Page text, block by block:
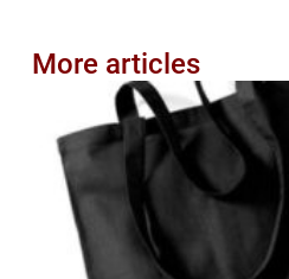
More articles